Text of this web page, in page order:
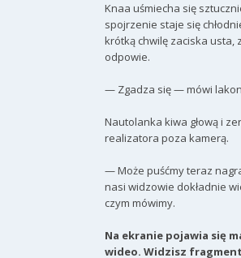
Knaa uśmiecha się
spojrzenie staje się
krótką chwilę zaciska usta,
odpowie.
— Zgadza się — mówi
Nautolanka kiwa głową i
realizatora poza kamerą.
— Może puśćmy teraz
nasi widzowie dokładnie
czym mówimy.
Na ekranie pojawia się
wideo. Widzisz